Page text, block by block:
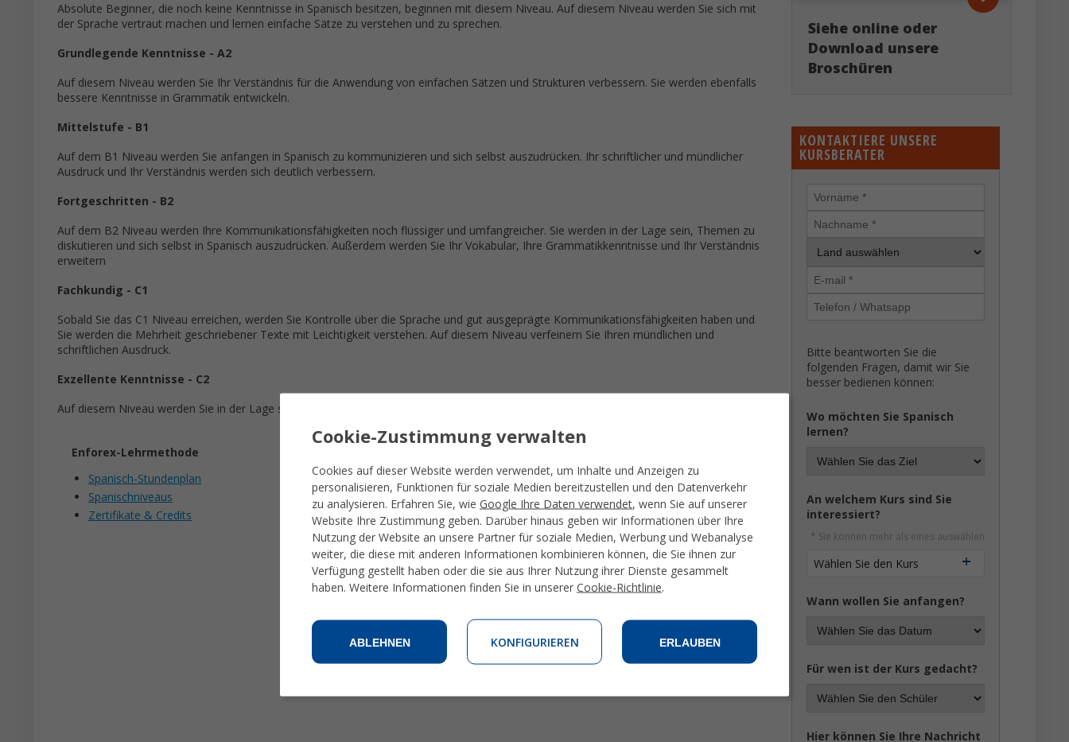
Absolute Beginner, die noch keine Kenntnisse in Spanisch besitzen, beginnen mit diesem Niveau. Auf diesem Niveau werden Sie sich mit
der Sprache vertraut machen und lernen einfache Sätze zu verstehen und zu sprechen.
Grundlegende Kenntnisse - A2
Auf diesem Niveau werden Sie Ihr Verständnis für die Anwendung von einfachen Sätzen und Strukturen verbessern. Sie werden ebenfalls
bessere Kenntnisse in Grammatik entwickeln.
Mittelstufe - B1
Auf dem B1 Niveau werden Sie anfangen in Spanisch zu kommunizieren und sich selbst auszudrücken. Ihr schriftlicher und mündlicher
Ausdruck und Ihr Verständnis werden sich deutlich verbessern.
Fortgeschritten - B2
Auf dem B2 Niveau werden Ihre Kommunikationsfähigkeiten noch flüssiger und umfangreicher. Sie werden in der Lage sein, Themen zu
diskutieren und sich selbst in Spanisch auszudrücken. Außerdem werden Sie Ihr Vokabular, Ihre Grammatikkenntnisse und Ihr Verständnis
erweitern
Fachkundig - C1
Sobald Sie das C1 Niveau erreichen, werden Sie Kontrolle über die Sprache und gut ausgeprägte Kommunikationsfähigkeiten haben und
Sie werden die Mehrheit geschriebener Texte mit Leichtigkeit verstehen. Auf diesem Niveau verfeinern Sie Ihren mündlichen und
schriftlichen Ausdruck.
Exzellente Kenntnisse - C2
Auf diesem Niveau werden Sie in der Lage sein, fast so effektiv wie Muttersprachler, zu kommunizieren.
Enforex-Lehrmethode
Spanisch-Stundenplan
Spanischniveaus
Zertifikate & Credits
Siehe online oder
Download unsere
Broschüren
KONTAKTIERE UNSERE
KURSBERATER
Bitte beantworten Sie die
folgenden Fragen, damit wir Sie
besser bedienen können:
Wo möchten Sie Spanisch
lernen?
An welchem Kurs sind Sie
interessiert?
* Sie können mehr als eines auswählen
Wählen Sie den Kurs
Wann wollen Sie anfangen?
Für wen ist der Kurs gedacht?
Hier können Sie Ihre Nachricht
Cookie-Zustimmung verwalten
Cookies auf dieser Website werden verwendet, um Inhalte und Anzeigen zu
personalisieren, Funktionen für soziale Medien bereitzustellen und den Datenverkehr
zu analysieren. Erfahren Sie, wie Google Ihre Daten verwendet, wenn Sie auf unserer
Website Ihre Zustimmung geben. Darüber hinaus geben wir Informationen über Ihre
Nutzung der Website an unsere Partner für soziale Medien, Werbung und Webanalyse
weiter, die diese mit anderen Informationen kombinieren können, die Sie ihnen zur
Verfügung gestellt haben oder die sie aus Ihrer Nutzung ihrer Dienste gesammelt
haben. Weitere Informationen finden Sie in unserer Cookie-Richtlinie.
ABLEHNEN KONFIGURIEREN ERLAUBEN